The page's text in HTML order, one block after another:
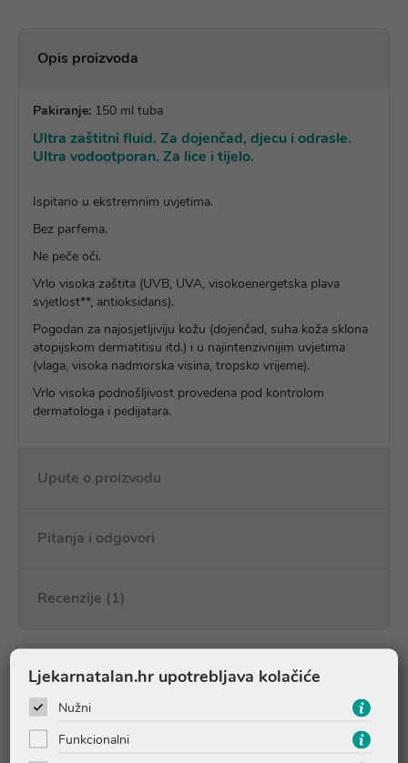
Opis proizvoda
Pakiranje: 150 ml tuba
Ultra zaštitni fluid. Za dojenčad, djecu i odrasle.
Ultra vodootporan. Za lice i tijelo.
Ispitano u ekstremnim uvjetima.
Bez parfema.
Ne peče oči.
Vrlo visoka zaštita (UVB, UVA, visokoenergetska plava
svjetlost**, antioksidans).
Pogodan za najosjetljiviju kožu (dojenčad, suha koža sklona
atopijskom dermatitisu itd.) i u najintenzivnijim uvjetima
(vlaga, visoka nadmorska visina, tropsko vrijeme).
Vrlo visoka podnošljivost provedena pod kontrolom
dermatologa i pedijatara.
Upute o proizvodu
Pitanja i odgovori
Recenzije (1)
Ljekarnatalan.hr upotrebljava kolačiće
Nužni
Funkcionalni